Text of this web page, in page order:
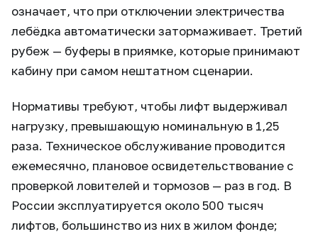
означает, что при отключении электричества
лебёдка автоматически затормаживает. Третий
рубеж — буферы в приямке, которые принимают
кабину при самом нештатном сценарии.
Нормативы требуют, чтобы лифт выдерживал
нагрузку, превышающую номинальную в 1,25
раза. Техническое обслуживание проводится
ежемесячно, плановое освидетельствование с
проверкой ловителей и тормозов — раз в год. В
России эксплуатируется около 500 тысяч
лифтов, большинство из них в жилом фонде;